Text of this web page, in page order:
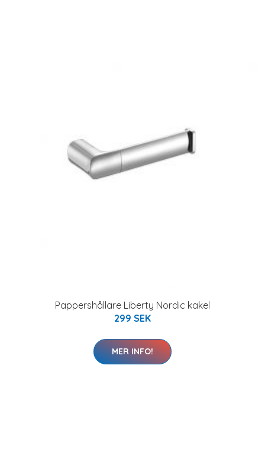
Pappershållare Liberty Nordic kakel
299 SEK
MER INFO!